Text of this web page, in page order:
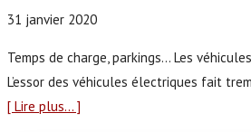
31 janvier 2020
Temps de charge, parkings… Les
L’essor des véhicules électriques fait
[ Lire plus… ]